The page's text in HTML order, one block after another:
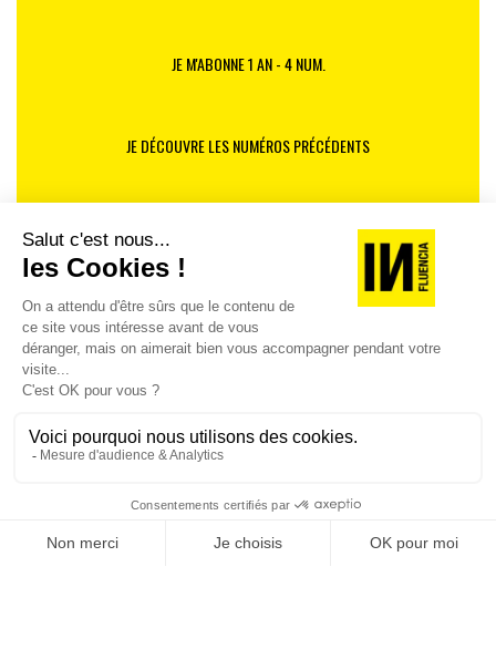
JE M'ABONNE 1 AN - 4 NUM.
JE DÉCOUVRE LES NUMÉROS PRÉCÉDENTS